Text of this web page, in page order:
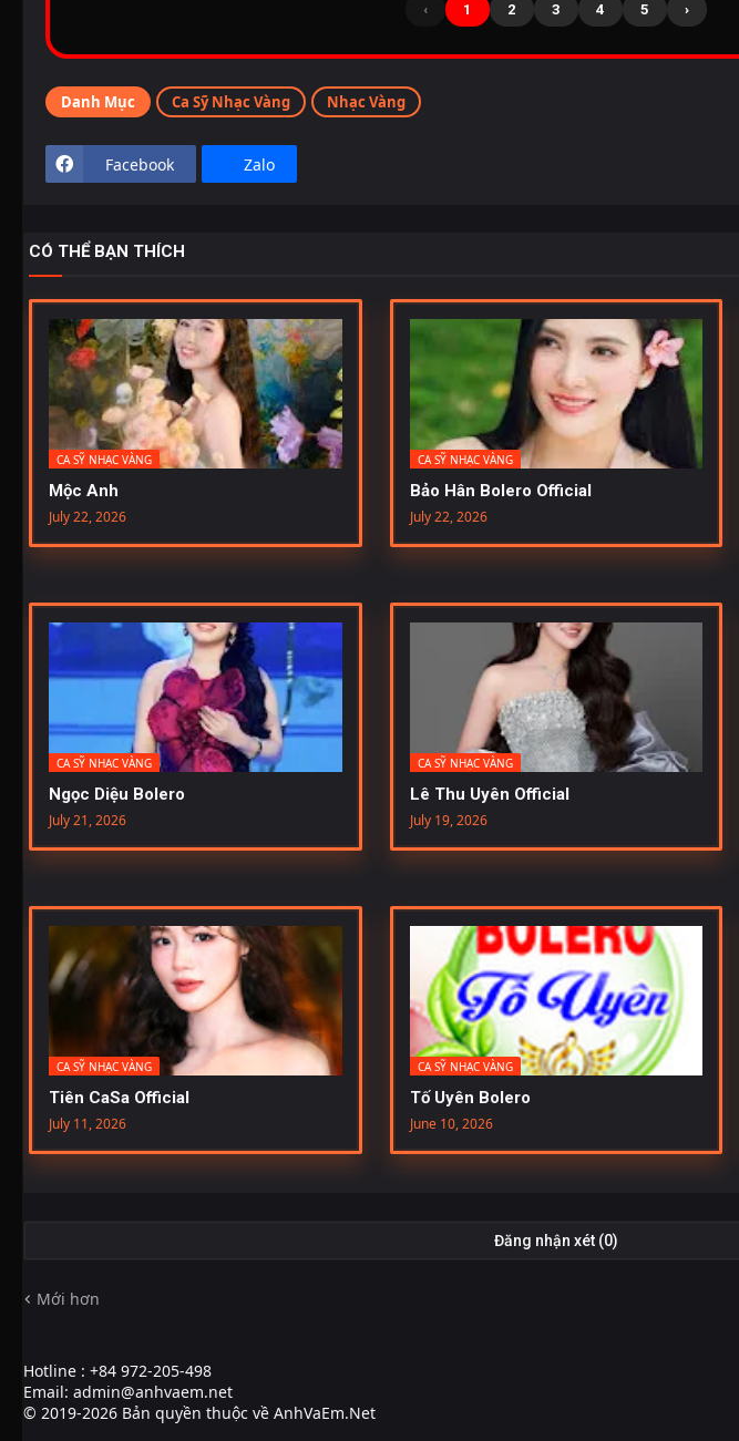
‹ 1 2 3 4 5 ›
Danh Mục Ca Sỹ Nhạc Vàng Nhạc Vàng
Facebook Zalo
CÓ THỂ BẠN THÍCH
CA SỸ NHẠC VÀNG
Mộc Anh
July 22, 2026
CA SỸ NHẠC VÀNG
Bảo Hân Bolero Official
July 22, 2026
CA SỸ NHẠC VÀNG
Ngọc Diệu Bolero
July 21, 2026
CA SỸ NHẠC VÀNG
Lê Thu Uyên Official
July 19, 2026
CA SỸ NHẠC VÀNG
Tiên CaSa Official
July 11, 2026
CA SỸ NHẠC VÀNG
Tố Uyên Bolero
June 10, 2026
Đăng nhận xét (0)
Mới hơn
Hotline : +84 972-205-498
Email: admin@anhvaem.net
© 2019-2026 Bản quyền thuộc về AnhVaEm.Net